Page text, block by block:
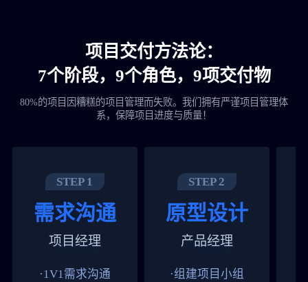
项目交付方法论：
7个阶段，9个角色，9项交付物
80%的项目因糟糕的项目管理而失败。我们拥有严谨项目管理体
系，保障项目进度与质量！
STEP 1
需求沟通
项目经理
·1V1需求沟通
STEP 2
原型设计
产品经理
·组建项目小组